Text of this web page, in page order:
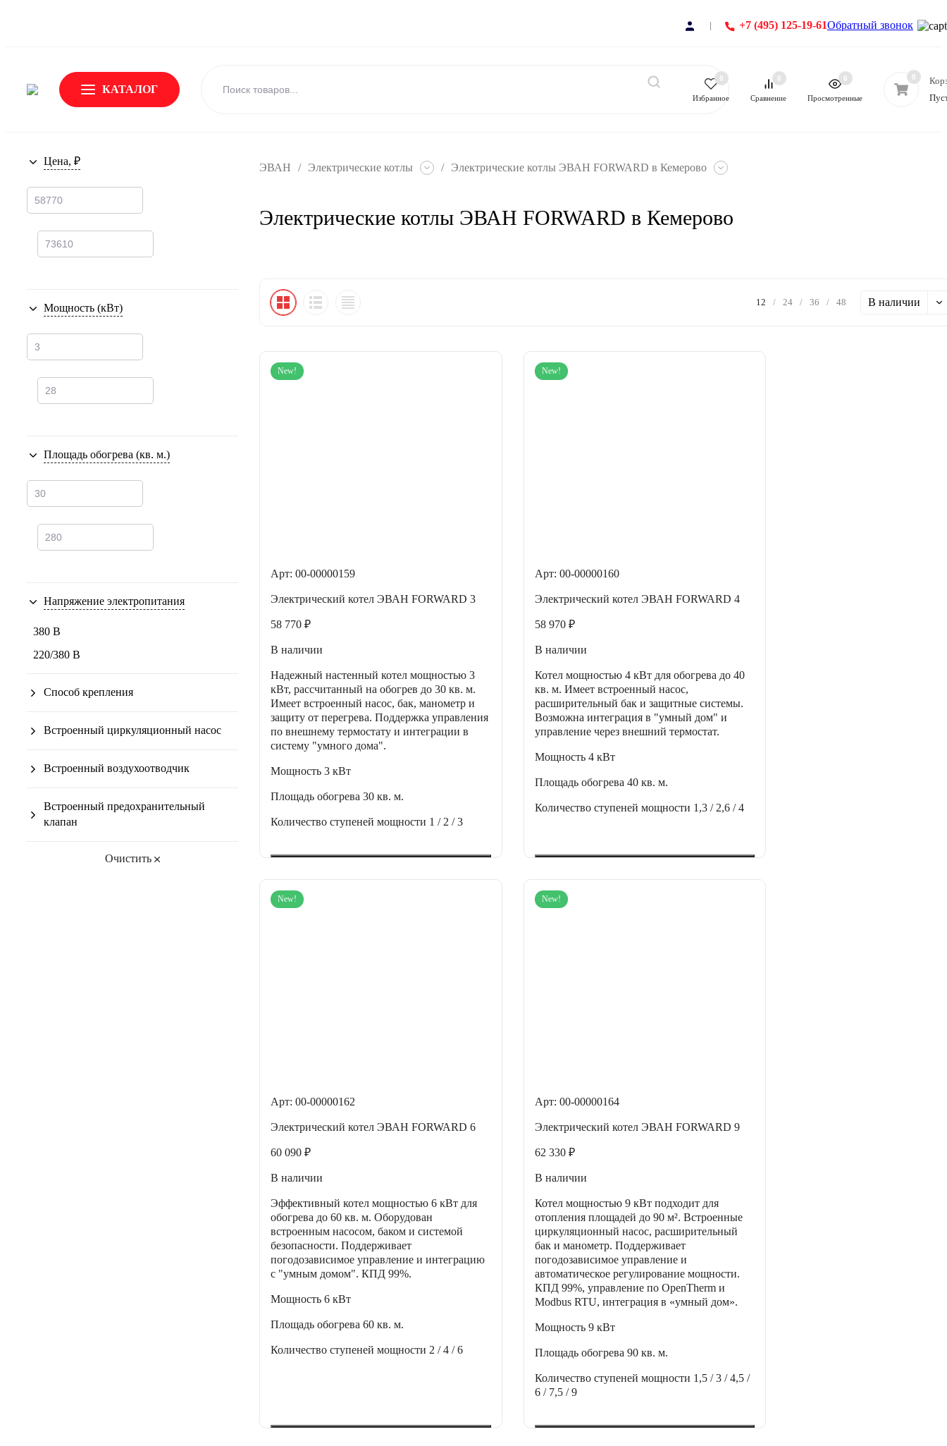
+7 (495) 125-19-61Обратный звонок
КАТАЛОГ
Избранное
0
Сравнение
0
Просмотренные
0 0
Цена, ₽
Мощность (кВт)
Площадь обогрева (кв. м.)
Напряжение электропитания
380 В
220/380 В
Способ крепления
Встроенный циркуляционный насос
Встроенный воздухоотводчик
Встроенный предохранительный
клапан
Очистить
ЭВАН / Электрические котлы / Электрические котлы ЭВАН FORWARD в Кемерово
Электрические котлы ЭВАН FORWARD в Кемерово
12 / 24 / 36 / 48 В наличии
New!
Арт: 00-00000159
Электрический котел ЭВАН FORWARD 3
58 770 ₽
В наличии
Надежный настенный котел мощностью 3
кВт, рассчитанный на обогрев до 30 кв. м.
Имеет встроенный насос, бак, манометр и
защиту от перегрева. Поддержка управления
по внешнему термостату и интеграции в
систему "умного дома".
Мощность 3 кВт
Площадь обогрева 30 кв. м.
Количество ступеней мощности 1 / 2 / 3
New!
Арт: 00-00000160
Электрический котел ЭВАН FORWARD 4
58 970 ₽
В наличии
Котел мощностью 4 кВт для обогрева до 40
кв. м. Имеет встроенный насос,
расширительный бак и защитные системы.
Возможна интеграция в "умный дом" и
управление через внешний термостат.
Мощность 4 кВт
Площадь обогрева 40 кв. м.
Количество ступеней мощности 1,3 / 2,6 / 4
New!
Арт: 00-00000162
Электрический котел ЭВАН FORWARD 6
60 090 ₽
В наличии
Эффективный котел мощностью 6 кВт для
обогрева до 60 кв. м. Оборудован
встроенным насосом, баком и системой
безопасности. Поддерживает
погодозависимое управление и интеграцию
с "умным домом". КПД 99%.
Мощность 6 кВт
Площадь обогрева 60 кв. м.
Количество ступеней мощности 2 / 4 / 6
New!
Арт: 00-00000164
Электрический котел ЭВАН FORWARD 9
62 330 ₽
В наличии
Котел мощностью 9 кВт подходит для
отопления площадей до 90 м². Встроенные
циркуляционный насос, расширительный
бак и манометр. Поддерживает
погодозависимое управление и
автоматическое регулирование мощности.
КПД 99%, управление по OpenTherm и
Modbus RTU, интеграция в «умный дом».
Мощность 9 кВт
Площадь обогрева 90 кв. м.
Количество ступеней мощности 1,5 / 3 / 4,5 /
6 / 7,5 / 9